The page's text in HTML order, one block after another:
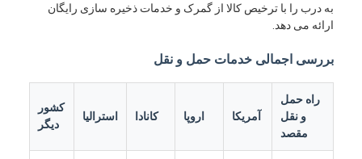
به درب را با ترخیص کالا از گمرک و خدمات ذخیره سازی رایگان
ارائه می دهد.
بررسی اجمالی خدمات حمل و نقل
راه حمل
و نقل
مقصد
آمریکا اروپا کانادا استرالیا
کشور
دیگر